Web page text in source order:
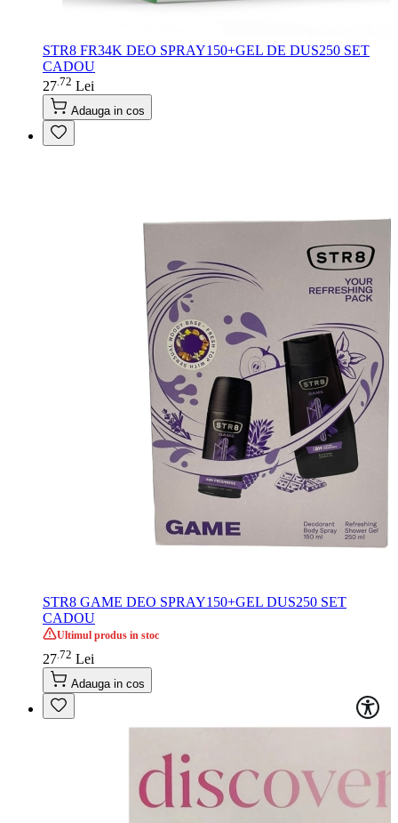
STR8 FR34K DEO SPRAY150+GEL DE DUS250 SET
CADOU
27 72 Lei
Adauga in cos
STR8 GAME DEO SPRAY150+GEL DUS250 SET
CADOU
Ultimul produs in stoc
27 72 Lei
Adauga in cos